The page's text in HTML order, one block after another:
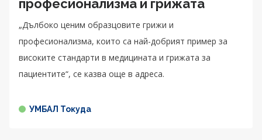
професионализма и грижата
„Дълбоко ценим образцовите грижи и
професионализма, които са най-добрият пример за
високите стандарти в медицината и грижата за
пациентите“, се казва още в адреса.
УМБАЛ Токуда